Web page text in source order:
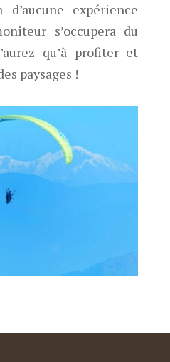
d’aucune expérience
s’occupera du
qu’à profiter et
paysages !